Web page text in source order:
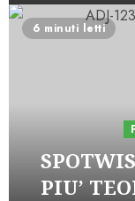
6 minuti letti
PIU’